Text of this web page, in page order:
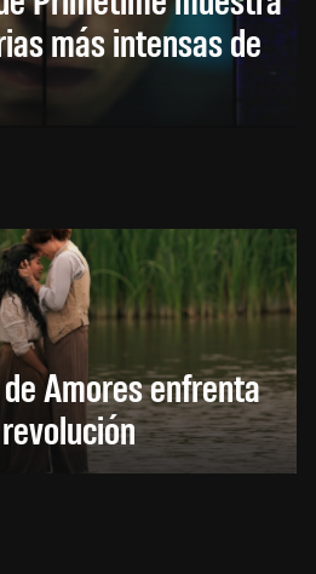
más intensas de
Amores enfrenta